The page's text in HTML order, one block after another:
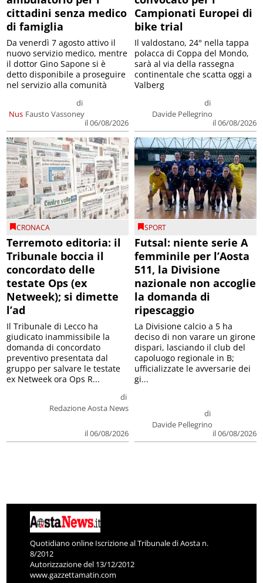
cittadini senza medico
di famiglia
Nus
di
Fausto Vassoney
il 06/08/2026
Da venerdì 7 agosto attivo il
nuovo servizio medico, mentre
il dottor Gino Sapone si è
detto disponibile a proseguire
nel servizio alla comunità
Campionati Europei di
bike trial
di
Davide Pellegrino
il 06/08/2026
Il valdostano, 24° nella tappa
polacca di Coppa del Mondo,
sarà al via della rassegna
continentale che scatta oggi a
Valberg
CRONACA
Terremoto editoria: il
Tribunale boccia il
concordato delle
testate Ops (ex
Netweek); si dimette
l’ad
di
Redazione Aosta News
il 06/08/2026
Il Tribunale di Lecco ha
giudicato inammissibile la
domanda di concordato
preventivo presentata dal
gruppo per salvare le testate
ex Netweek ora Ops R...
SPORT
Futsal: niente serie A
femminile per l’Aosta
511, la Divisione
nazionale non accoglie
la domanda di
ripescaggio
di
Davide Pellegrino
il 06/08/2026
La Divisione calcio a 5 ha
deciso di non varare un girone
dispari, lasciando il club del
capoluogo regionale in B;
ufficializzate le avversarie dei
gi...
Quotidiano online Iscrizione al Tribunale di Aosta n.
8/2012
Autorizzazione del 13/12/2012
www.gazzettamatin.com